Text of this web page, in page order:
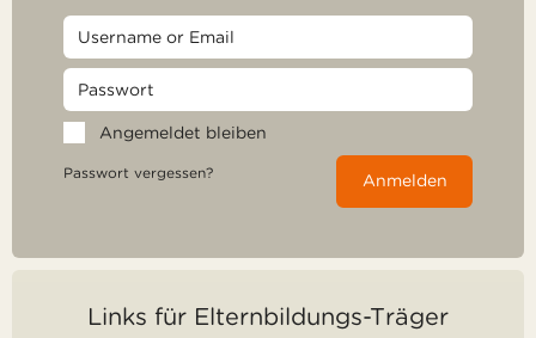
Angemeldet bleiben
Passwort vergessen? Anmelden
Links für Elternbildungs-Träger